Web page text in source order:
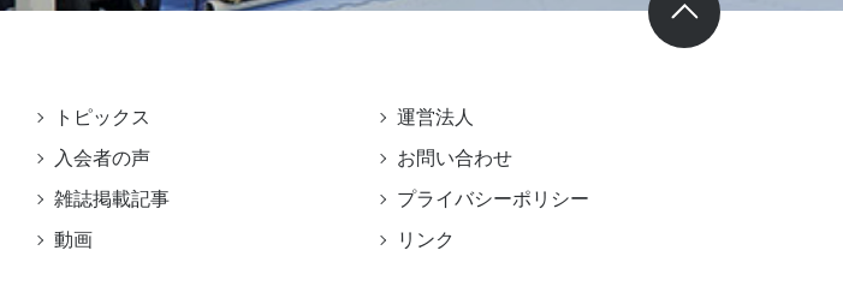
トピックス
入会者の声
雑誌掲載記事
動画
運営法人
お問い合わせ
プライバシーポリシー
リンク